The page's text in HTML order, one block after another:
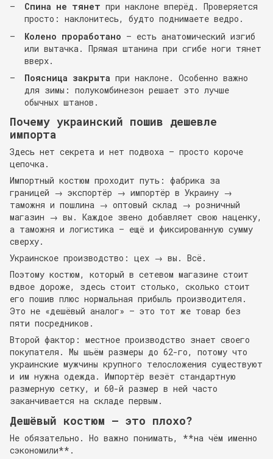
Спина не тянет при наклоне вперёд. Проверяется
просто: наклонитесь, будто поднимаете ведро.
Колено проработано — есть анатомический изгиб
или вытачка. Прямая штанина при сгибе ноги тянет
вверх.
Поясница закрыта при наклоне. Особенно важно
для зимы: полукомбинезон решает это лучше
обычных штанов.
Почему украинский пошив дешевле
импорта
Здесь нет секрета и нет подвоха — просто короче
цепочка.
Импортный костюм проходит путь: фабрика за
границей → экспортёр → импортёр в Украину →
таможня и пошлина → оптовый склад → розничный
магазин → вы. Каждое звено добавляет свою наценку,
а таможня и логистика — ещё и фиксированную сумму
сверху.
Украинское производство: цех → вы. Всё.
Поэтому костюм, который в сетевом магазине стоит
вдвое дороже, здесь стоит столько, сколько стоит
его пошив плюс нормальная прибыль производителя.
Это не «дешёвый аналог» — это тот же товар без
пяти посредников.
Второй фактор: местное производство знает своего
покупателя. Мы шьём размеры до 62-го, потому что
украинские мужчины крупного телосложения существуют
и им нужна одежда. Импортёр везёт стандартную
размерную сетку, и 60-й размер в ней часто
заканчивается на складе первым.
Дешёвый костюм — это плохо?
Не обязательно. Но важно понимать, **на чём именно
сэкономили**.